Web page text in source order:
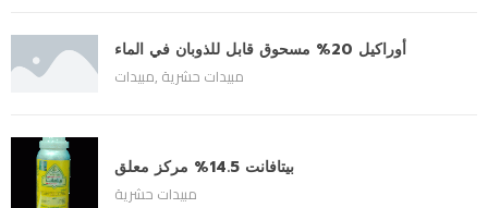
أوراكيل 20% مسحوق قابل للذوبان في الماء
مبيدات, مبيدات حشرية
بيتافانت 14.5% مركز معلق
مبيدات حشرية